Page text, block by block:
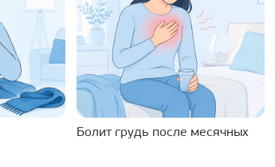
Болит грудь после месячных